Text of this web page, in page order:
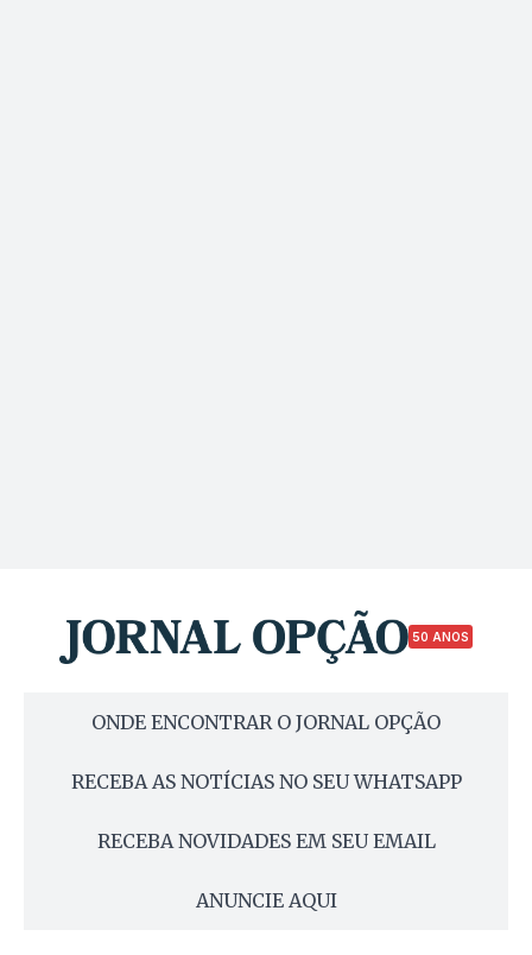
50 ANOS
ONDE ENCONTRAR O JORNAL OPÇÃO
RECEBA AS NOTÍCIAS NO SEU WHATSAPP
RECEBA NOVIDADES EM SEU EMAIL
ANUNCIE AQUI